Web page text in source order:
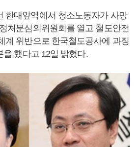
한대앞역에서 청소노동자가 사망
처분심의위원회를 열고 철도안전
계 위반으로 한국철도공사에 과징
을 했다고 12일 밝혔다.